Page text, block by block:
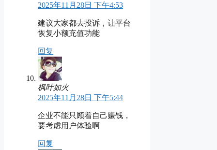
2025年11月28日 下午4:53
建议大家都去投诉，让平台
恢复小额充值功能
回复
枫叶如火
2025年11月28日 下午5:44
企业不能只顾着自己赚钱，
要考虑用户体验啊
回复